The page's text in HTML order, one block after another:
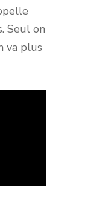
Seul on
va plus